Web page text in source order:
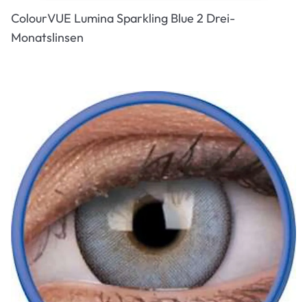
ColourVUE Lumina Sparkling Blue 2 Drei-
Monatslinsen